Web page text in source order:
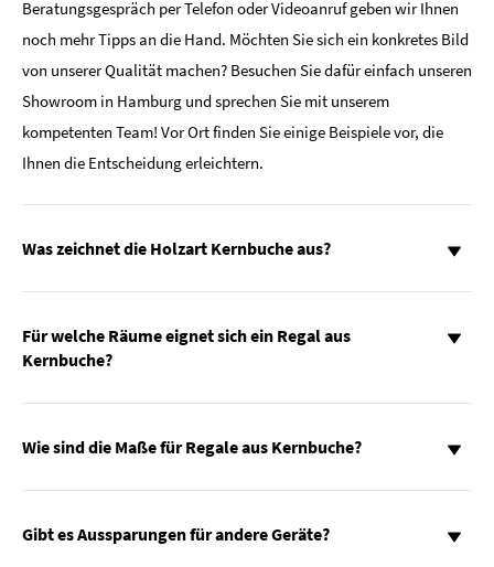
Beratungsgespräch per Telefon oder Videoanruf geben wir Ihnen
noch mehr Tipps an die Hand. Möchten Sie sich ein konkretes Bild
von unserer Qualität machen? Besuchen Sie dafür einfach unseren
Showroom in Hamburg und sprechen Sie mit unserem
kompetenten Team! Vor Ort finden Sie einige Beispiele vor, die
Ihnen die Entscheidung erleichtern.
Was zeichnet die Holzart Kernbuche aus?
Für welche Räume eignet sich ein Regal aus
Kernbuche?
Wie sind die Maße für Regale aus Kernbuche?
Gibt es Aussparungen für andere Geräte?